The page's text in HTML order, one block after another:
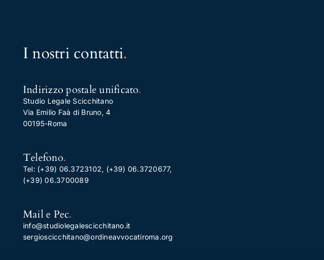
I nostri contatti.
Indirizzo postale unificato.
Studio Legale Scicchitano
Via Emilio Faà di Bruno, 4
00195-Roma
Telefono.
Tel: (+39) 06.3723102, (+39) 06.3720677,
(+39) 06.3700089
Mail e Pec.
info@studiolegalescicchitano.it
sergioscicchitano@ordineavvocatiroma.org